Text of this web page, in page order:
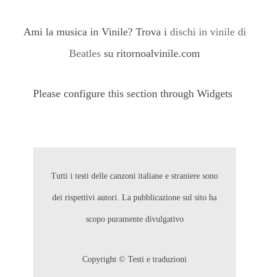
Ami la musica in Vinile? Trova i dischi in vinile di
Beatles su ritornoalvinile.com
Please configure this section through Widgets
Tutti i testi delle canzoni italiane e straniere sono
dei rispettivi autori. La pubblicazione sul sito ha
scopo puramente divulgativo
Copyright © Testi e traduzioni